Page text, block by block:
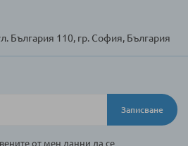
България 110, гр. София, България
Записване
от мен данни да се